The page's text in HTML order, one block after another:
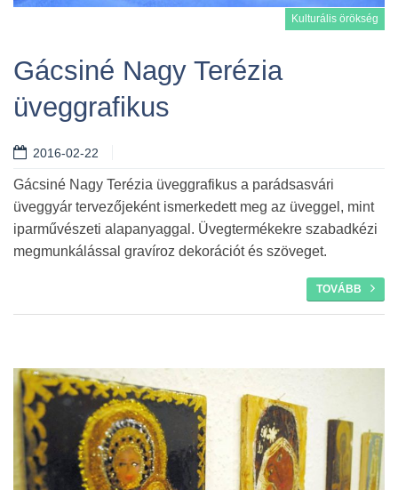
Kulturális örökség
Gácsiné Nagy Terézia
üveggrafikus
2016-02-22
Gácsiné Nagy Terézia üveggrafikus a parádsasvári
üveggyár tervezőjeként ismerkedett meg az üveggel, mint
iparművészeti alapanyaggal. Üvegtermékekre szabadkézi
megmunkálással gravíroz dekorációt és szöveget.
TOVÁBB